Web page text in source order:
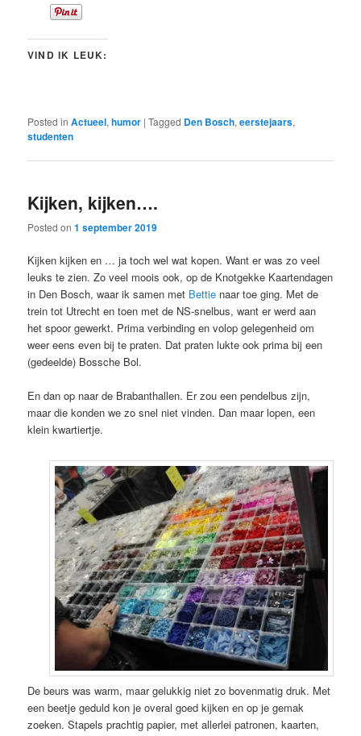
VIND IK LEUK:
Posted in Actueel,humor |Tagged Den Bosch,eerstejaars,
studenten
Kijken, kijken….
Posted on1 september 2019
Kijken kijken en … ja toch wel wat kopen. Want er was zo veel
leuks te zien. Zo veel moois ook, op de Knotgekke Kaartendagen
in Den Bosch, waar ik samen met Bettie naar toe ging. Met de
trein tot Utrecht en toen met de NS-snelbus, want er werd aan
het spoor gewerkt. Prima verbinding en volop gelegenheid om
weer eens even bij te praten. Dat praten lukte ook prima bij een
(gedeelde) Bossche Bol.
En dan op naar de Brabanthallen. Er zou een pendelbus zijn,
maar die konden we zo snel niet vinden. Dan maar lopen, een
klein kwartiertje.
De beurs was warm, maar gelukkig niet zo bovenmatig druk. Met
een beetje geduld kon je overal goed kijken en op je gemak
zoeken. Stapels prachtig papier, met allerlei patronen, kaarten,